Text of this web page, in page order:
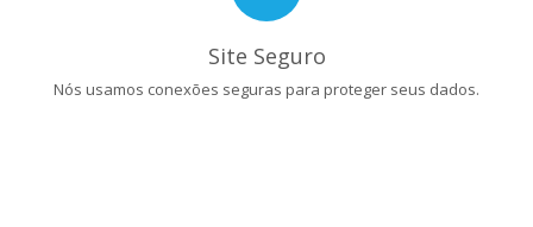
Site Seguro
Nós usamos conexões seguras para proteger seus dados.